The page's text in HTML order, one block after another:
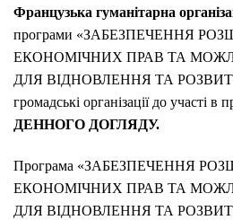
Французька гуманітарна
програми «ЗАБЕЗПЕЧЕННЯ
ЕКОНОМІЧНИХ ПРАВ ТА
ДЛЯ ВІДНОВЛЕННЯ ТА
громадські організації до участі в
ДЕННОГО ДОГЛЯДУ.
Програма «ЗАБЕЗПЕЧЕННЯ
ЕКОНОМІЧНИХ ПРАВ ТА
ДЛЯ ВІДНОВЛЕННЯ ТА